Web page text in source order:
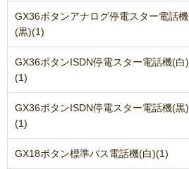
GX36ボタンアナログ停電スター電話機
(黒)(1)
GX36ボタンISDN停電スター電話機(白)
(1)
GX36ボタンISDN停電スター電話機(黒)
(1)
GX18ボタン標準バス電話機(白)(1)